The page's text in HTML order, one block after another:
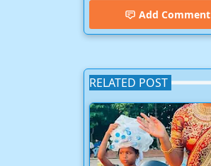
Add Comment
RELATED POST